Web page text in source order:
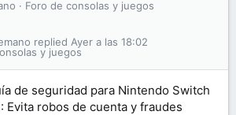
Foro de consolas y juegos
y juegos
Ayer a las 18:02
de seguridad para Nintendo Switch
Evita robos de cuenta y fraudes